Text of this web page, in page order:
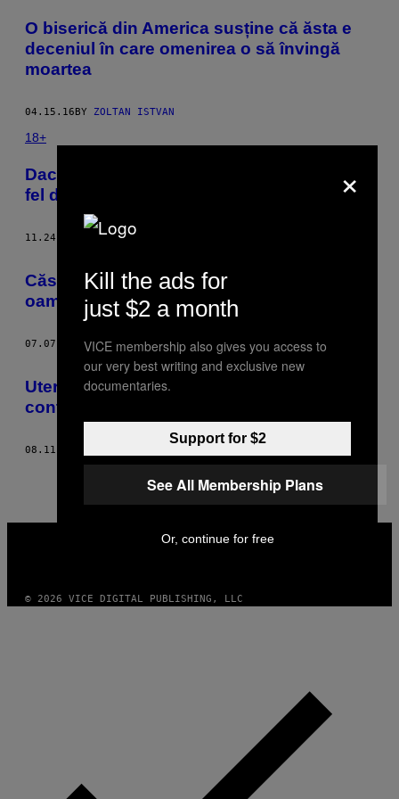
POSTS
BY
THIS
AUTHOR
O biserică din America susține că ăsta e
deceniul în care omenirea o să învingă
moartea
04.15.16BY ZOLTAN ISTVAN
18+
Dacă îți înșeli iubita în lumea virtuală, e la
fel de rău ca-n lumea reală
11.24.15 ZOLTAN ISTVAN
​Căsătoria n-o să mai aibă sens când
oamenii o să trăiască o mie de ani
07.07.15 BYZOLTAN ISTVAN
Uterele artificiale vor fi un subiect
controversat în viitor
08.11.14
© 2026 VICE DIGITAL PUBLISHING, LLC
×
Kill the ads for
just $2 a month
VICE membership also gives you access to
our very best writing and exclusive new
documentaries.
Support for $2
See All Membership Plans
Or, continue for free